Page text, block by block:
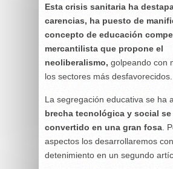
Esta crisis sanitaria ha
carencias, ha puesto de
concepto de educación
mercantilista que propone el
neoliberalismo, golpeando con
los sectores más desfavorecidos.
La segregación educativa se ha
brecha tecnológica y social se
convertido en una gran fosa .
aspectos los desarrollaremos
detenimiento en un segundo